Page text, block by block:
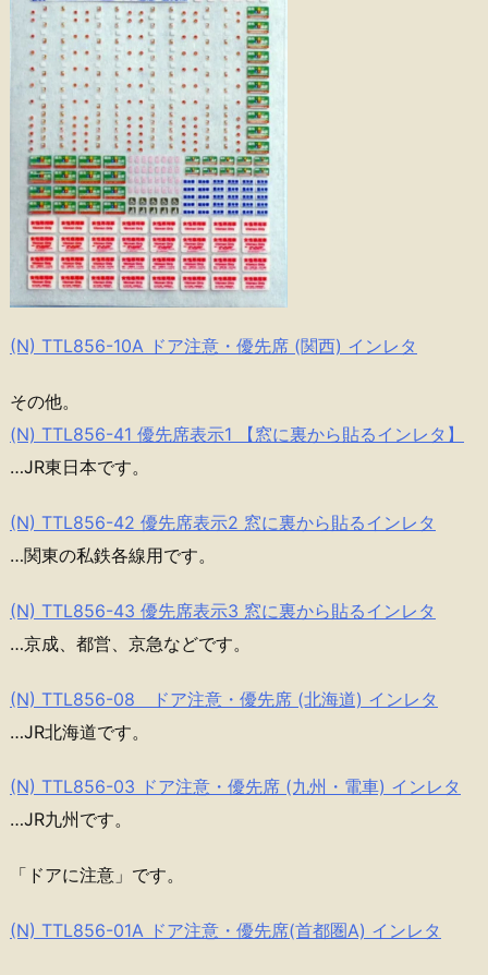
(N) TTL856-10A ドア注意・優先席 (関西) インレタ
その他。
(N) TTL856-41 優先席表示1 【窓に裏から貼るインレタ】
…JR東日本です。
(N) TTL856-42 優先席表示2 窓に裏から貼るインレタ
…関東の私鉄各線用です。
(N) TTL856-43 優先席表示3 窓に裏から貼るインレタ
…京成、都営、京急などです。
(N) TTL856-08 ドア注意・優先席 (北海道) インレタ
…JR北海道です。
(N) TTL856-03 ドア注意・優先席 (九州・電車) インレタ
…JR九州です。
「ドアに注意」です。
(N) TTL856-01A ドア注意・優先席(首都圏A) インレタ